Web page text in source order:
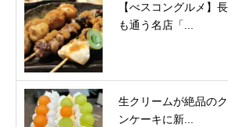
【べスコングルメ】
も通う名店「...
生クリームが絶品の
ンケーキに新...